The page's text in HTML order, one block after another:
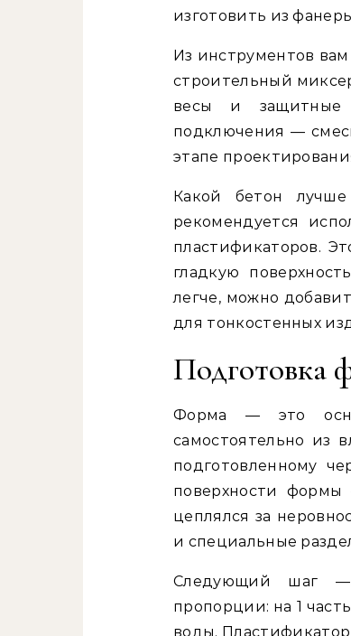
изготовить из
Из инструментов
строительный
весы и защитные
подключения —
этапе
Какой бетон
рекомендуется
пластификаторов.
гладкую
легче, можно
для тонкостенных
Подготовка
Форма — это
самостоятельно из
подготовленному
поверхности
цеплялся за
и специальные
Следующий шаг —
пропорции: на 1
воды.